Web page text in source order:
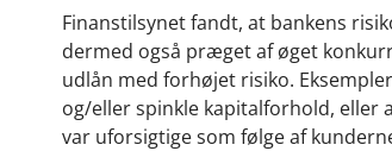
Finanstilsynet fandt, at bankens
dermed også præget af øget
udlån med forhøjet risiko.
og/eller spinkle kapitalforhold, eller
var uforsigtige som følge af